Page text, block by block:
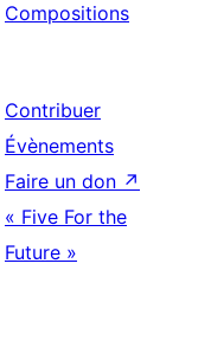
Compositions
Contribuer
Évènements
Faire un don ↗
« Five For the
Future »